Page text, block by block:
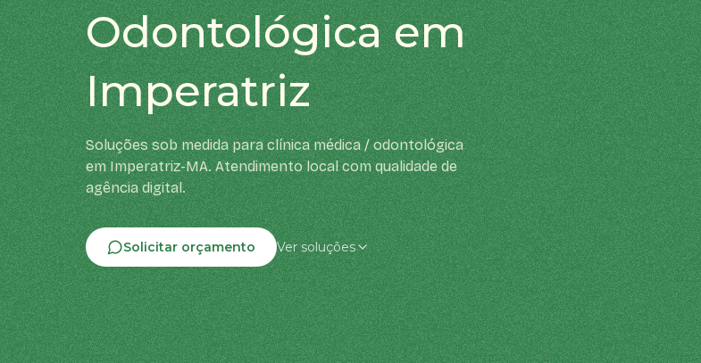
Odontológica em
Imperatriz
Soluções sob medida para clínica médica / odontológica
em Imperatriz-MA. Atendimento local com qualidade de
agência digital.
Solicitar orçamento Ver soluções